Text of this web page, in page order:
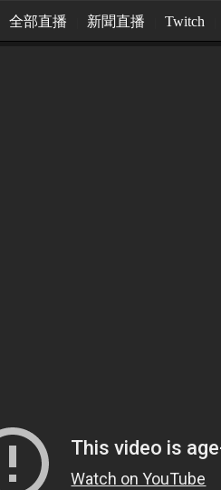
全部直播 新聞直播 Twitch